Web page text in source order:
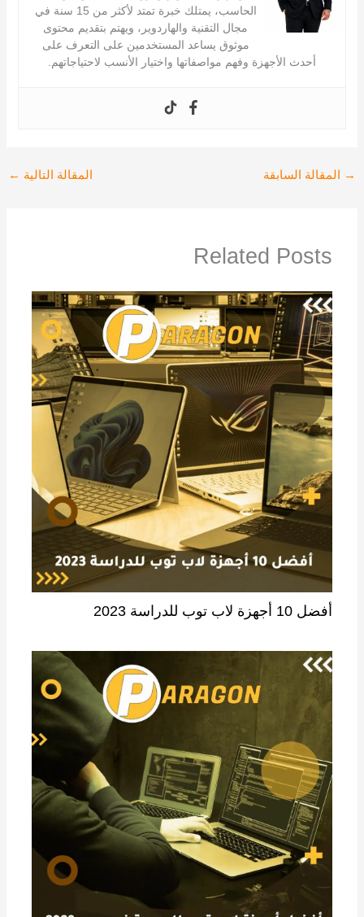
الحاسب، يمتلك خبرة تمتد لأكثر من 15 سنة في
مجال التقنية والهاردوير، ويهتم بتقديم محتوى
موثوق يساعد المستخدمين على التعرف على
أحدث الأجهزة وفهم مواصفاتها واختيار الأنسب لاحتياجاتهم.
→ المقالة السابقة المقالة التالية ←
Related Posts
أفضل 10 أجهزة لاب توب للدراسة 2023